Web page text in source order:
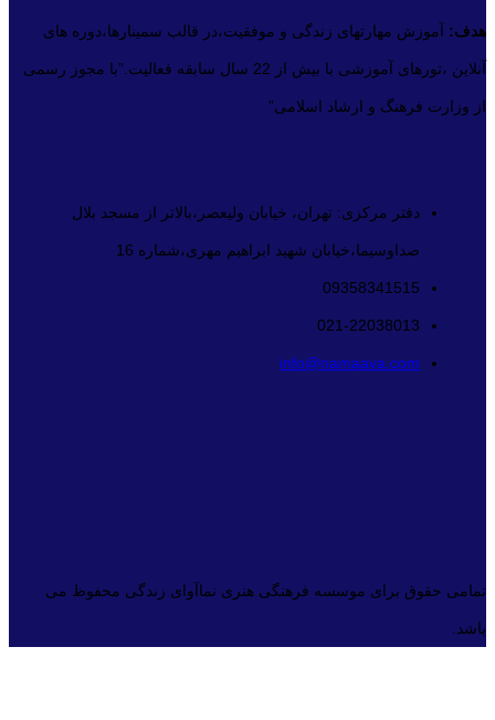
هدف: آموزش مهارتهای زندگی و موفقیت،در قالب سمینارها،دوره های
آنلاین ،تورهای آموزشی با بیش از 22 سال سابقه فعالیت.”با مجوز رسمی
از وزارت فرهنگ و ارشاد اسلامی”
دفتر مرکزی: تهران، خیابان ولیعصر،بالاتر از مسجد بلال
صداوسیما،خیابان شهید ابراهیم مهری،شماره 16
09358341515
021-22038013
info@namaava.com
تمامی حقوق برای موسسه فرهنگی هنری نماآوای زندگی محفوظ می
باشد.